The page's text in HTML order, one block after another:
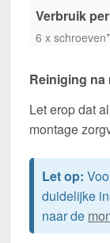
Verbruik per
6 x schroeven*
Reiniging na
Let erop dat
montage
Let op:
duidelijke
naar de